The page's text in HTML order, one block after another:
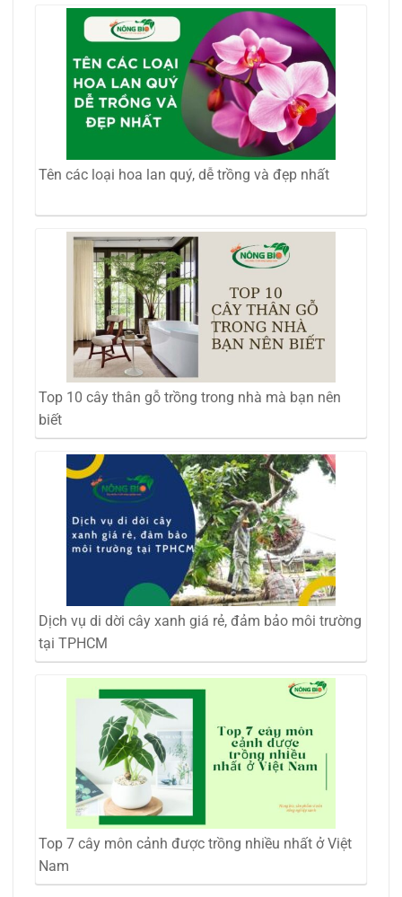
Tên các loại hoa lan quý, dễ trồng và đẹp nhất
Top 10 cây thân gỗ trồng trong nhà mà bạn nên
biết
Dịch vụ di dời cây xanh giá rẻ, đảm bảo môi trường
tại TPHCM
Top 7 cây môn cảnh được trồng nhiều nhất ở Việt
Nam